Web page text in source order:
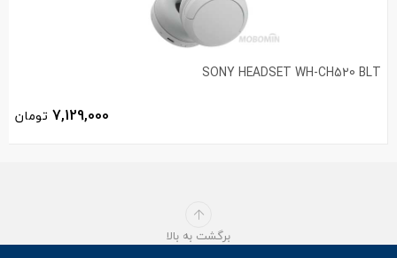
SONY HEADSET WH-CH520 BLT
7,129,000 تومان
برگشت به بالا